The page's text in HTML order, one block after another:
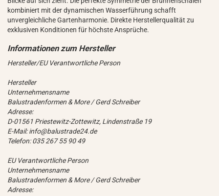
kombiniert mit der dynamischen Wasserführung schafft
unvergleichliche Gartenharmonie. Direkte Herstellerqualität zu
exklusiven Konditionen für höchste Ansprüche.
Hersteller/EU Verantwortliche Person
Hersteller
Unternehmensname
Balustradenformen & More / Gerd Schreiber
Adresse:
D-01561 Priestewitz-Zottewitz, Lindenstraße 19
E-Mail: info@balustrade24.de
Telefon: 035 267 55 90 49
EU Verantwortliche Person
Unternehmensname
Balustradenformen & More / Gerd Schreiber
Adresse: